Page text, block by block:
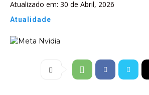
Atualizado em: 30 de Abril, 2026
Atualidade